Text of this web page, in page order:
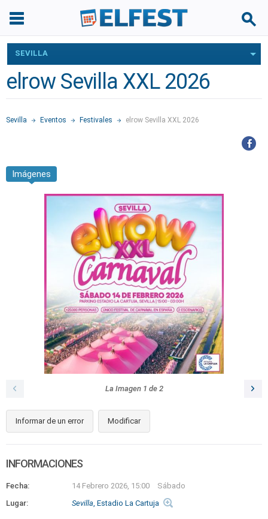
SEVILLA
elrow Sevilla XXL 2026
Sevilla Eventos Festivales elrow Sevilla XXL 2026
Imágenes
La Imagen 1 de 2
Informar de un error Modificar
INFORMACIONES
Fecha: 14 Febrero 2026, 15:00
Sábado
Lugar:
Sevilla, Estadio La Cartuja